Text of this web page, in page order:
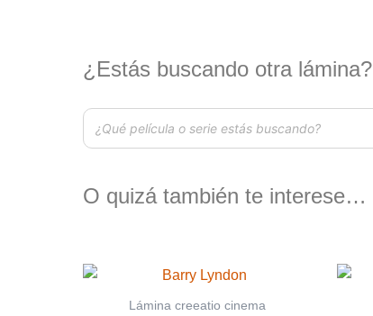
¿Estás buscando otra lámina?
O quizá también te interese…
Lámina creeatio cinema